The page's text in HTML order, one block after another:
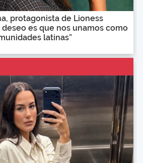
protagonista de Lioness
deseo es que nos unamos como
latinas”